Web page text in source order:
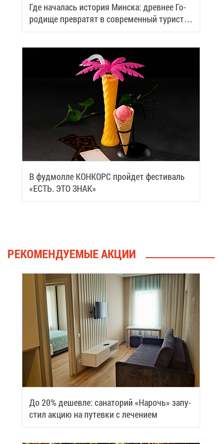
Где на­ча­лась ис­то­рия Мин­ска: древ­нее Го­
ро­ди­ще пре­вра­тят в со­вре­мен­ный ту­ри­сти­
че­ский центр
В фуд­мол­ле КОН­КОРС прой­дет фе­сти­валь
«ЕСТЬ. ЭТО ЗНАК»
РЕ­КО­МЕН­ДУ­Е­МЫЕ АК­ЦИИ
До 20% де­шев­ле: са­на­то­рий «На­рочь» за­пу­
стил ак­цию на пу­тев­ки с ле­че­ни­ем